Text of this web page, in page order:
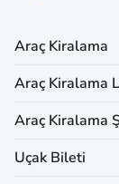
Araç Kiralama
Araç Kiralama
Araç Kiralama
Uçak Bileti